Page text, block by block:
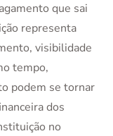
que sai
representa
visibilidade
tempo,
podem se tornar
dos
no